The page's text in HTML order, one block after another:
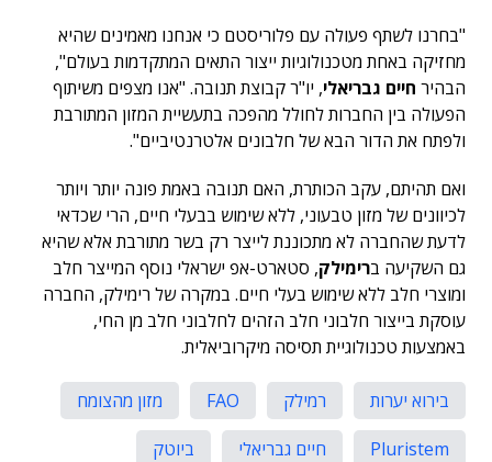
"בחרנו לשתף פעולה עם פלוריסטם כי אנחנו מאמינים שהיא
מחזיקה באחת מטכנולוגיות ייצור התאים המתקדמות בעולם",
הבהיר חיים גבריאלי, יו"ר קבוצת תנובה. "אנו מצפים משיתוף
הפעולה בין החברות לחולל מהפכה בתעשיית המזון המתורבת
ולפתח את הדור הבא של חלבונים אלטרנטיביים".
ואם תהיתם, עקב הכותרת, האם תנובה באמת פונה יותר ויותר
לכיוונים של מזון טבעוני, ללא שימוש בבעלי חיים, הרי שכדאי
לדעת שהחברה לא מתכוננת לייצר רק בשר מתורבת אלא שהיא
גם השקיעה ברימילק, סטארט-אפ ישראלי נוסף המייצר חלב
ומוצרי חלב ללא שימוש בעלי חיים. במקרה של רימילק, החברה
עוסקת בייצור חלבוני חלב הזהים לחלבוני חלב מן החי,
באמצעות טכנולוגיית תסיסה מיקרוביאלית.
בירוא יערות רמילק FAO
מזון מהצומח
Pluristem
חיים גבריאלי
ביוטק